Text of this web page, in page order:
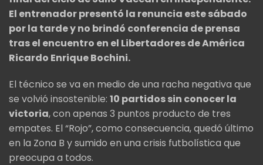
El entrenador presentó la renuncia este sábado
por la tarde y no brindó conferencia de prensa
tras el encuentro en el Libertadores de América
Ricardo Enrique Bochini.
El técnico se va en medio de una racha negativa que
se volvió insostenible: 10 partidos sin conocer la
victoria, con apenas 3 puntos producto de tres
empates. El “Rojo”, como consecuencia, quedó último
en la Zona B y sumido en una crisis futbolística que
preocupa a todos.